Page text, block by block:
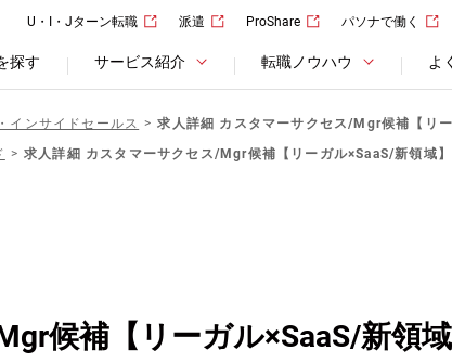
U・I・Jターン転職 派遣 ProShare パソナで働く
探す サービス紹介 転職ノウハウ よ
インサイドセールス
求人詳細 カスタマーサクセス/Mgr候補【リー
求人詳細 カスタマーサクセス/Mgr候補【リーガル×SaaS/新領域】
候補【リーガル×SaaS/新領域